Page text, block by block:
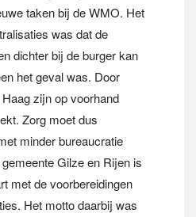
taken bij de WMO. Het
was dat de
dichter bij de burger kan
het geval was. Door
zijn op voorhand
Zorg moet dus
minder bureaucratie
Gilze en Rijen is
met de voorbereidingen
Het motto daarbij was